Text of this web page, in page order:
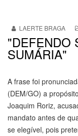
LAERTE BRAGA
"DEFENDO
SUMÁRIA"
A frase foi
(DEM/GO) a
Joaquim Roriz,
mandato antes de
se elegível, pois